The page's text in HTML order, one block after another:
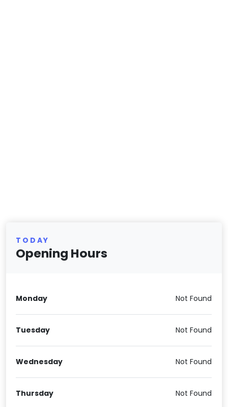
TODAY
Opening Hours
Monday Not Found
Tuesday Not Found
Wednesday Not Found
Thursday Not Found